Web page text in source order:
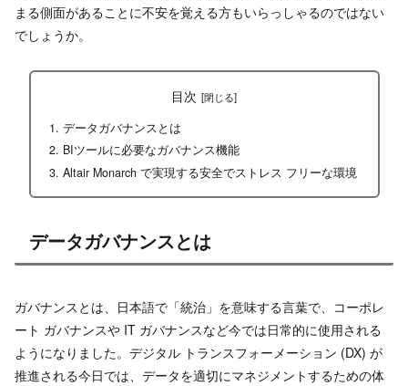
まる側面があることに不安を覚える方もいらっしゃるのではない
でしょうか。
目次
データガバナンスとは
BIツールに必要なガバナンス機能
Altair Monarch で実現する安全でストレス フリーな環境
データガバナンスとは
ガバナンスとは、日本語で「統治」を意味する言葉で、コーポレ
ート ガバナンスや IT ガバナンスなど今では日常的に使用される
ようになりました。デジタル トランスフォーメーション (DX) が
推進される今日では、データを適切にマネジメントするための体